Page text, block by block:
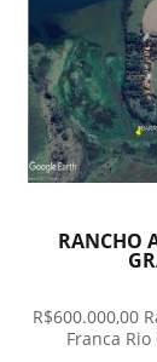
RANCHO
R$600.000,00
Franca